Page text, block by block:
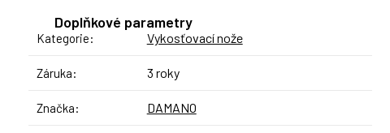
Doplňkové parametry
Kategorie: Vykosťovací nože
Záruka: 3 roky
Značka: DAMANO